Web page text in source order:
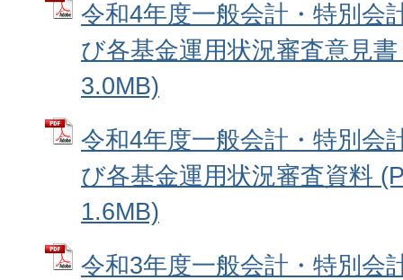
令和4年度一般会計・特別会
び各基金運用状況審査意見
3.0MB)
令和4年度一般会計・特別会
び各基金運用状況審査資料
1.6MB)
令和3年度一般会計・特別会